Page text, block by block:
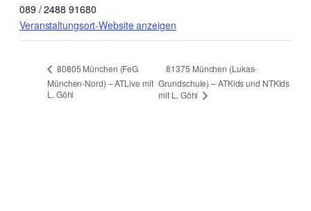
089 / 2488 91680
Veranstaltungsort-Website anzeigen
80805 München (FeG
München-Nord) – ATLive mit
L. Göhl
81375 München (Lukas-
Grundschule) – ATKids und NTKids
mit L. Göhl